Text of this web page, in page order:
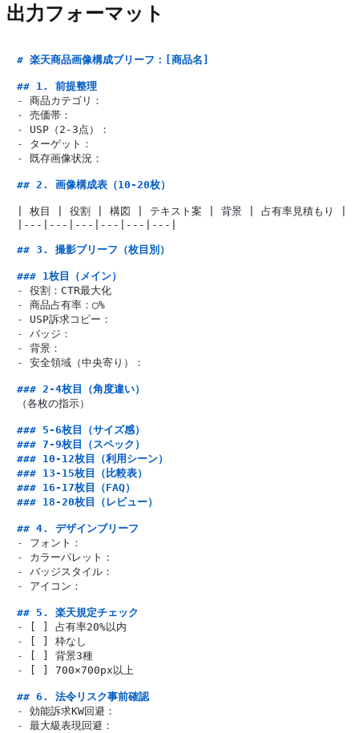
出力フォーマット
# 楽天商品画像構成ブリーフ：[商品名]
## 1. 前提整理
-
-
-
-
-
既存画像状況：
## 2. 画像構成表（10-20枚）
| 枚目 | 役割 | 構図 | テキスト案 | 背景 | 占有率見積もり |
|---|---|---|---|---|---|
## 3. 撮影ブリーフ（枚目別）
### 1枚目（メイン）
-
-
-
-
-
-
安全領域（中央寄り）：
### 2-4枚目（角度違い）
（各枚の指示）
### 5-6枚目（サイズ感）
### 7-9枚目（スペック）
### 10-12枚目（利用シーン）
### 13-15枚目（比較表）
### 16-17枚目（FAQ）
### 18-20枚目（レビュー）
## 4. デザインブリーフ
-
-
-
-
アイコン：
## 5. 楽天規定チェック
-
-
-
-
[ ] 700×700px以上
## 6. 法令リスク事前確認
-
-